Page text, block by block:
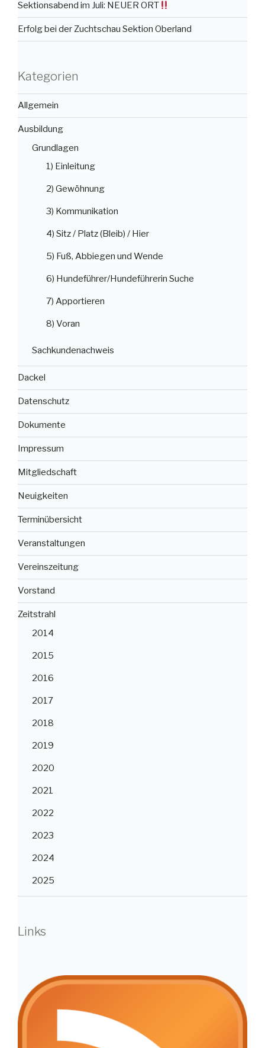
Sektionsabend im Juli: NEUER ORT
Erfolg bei der Zuchtschau Sektion Oberland
Kategorien
Allgemein
Ausbildung
Grundlagen
1) Einleitung
2) Gewöhnung
3) Kommunikation
4) Sitz / Platz (Bleib) / Hier
5) Fuß, Abbiegen und Wende
6) Hundeführer/Hundeführerin Suche
7) Apportieren
8) Voran
Sachkundenachweis
Dackel
Datenschutz
Dokumente
Impressum
Mitgliedschaft
Neuigkeiten
Terminübersicht
Veranstaltungen
Vereinszeitung
Vorstand
Zeitstrahl
2014
2015
2016
2017
2018
2019
2020
2021
2022
2023
2024
2025
Links